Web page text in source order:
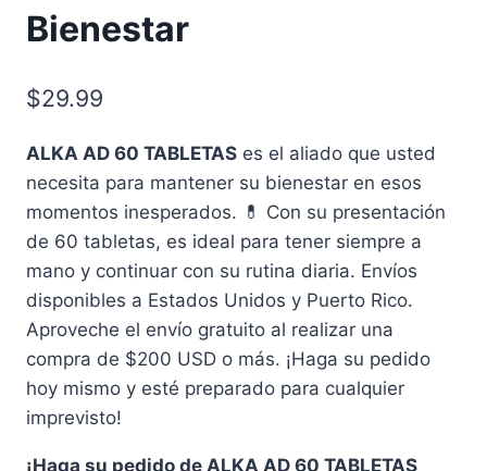
Bienestar
$29.99
ALKA AD 60 TABLETAS es el aliado que usted
necesita para mantener su bienestar en esos
momentos inesperados. 💊 Con su presentación
de 60 tabletas, es ideal para tener siempre a
mano y continuar con su rutina diaria. Envíos
disponibles a Estados Unidos y Puerto Rico.
Aproveche el envío gratuito al realizar una
compra de $200 USD o más. ¡Haga su pedido
hoy mismo y esté preparado para cualquier
imprevisto!
¡Haga su pedido de ALKA AD 60 TABLETAS